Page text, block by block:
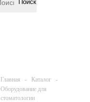
Главная - Каталог
-
Оборудование для
стоматологии